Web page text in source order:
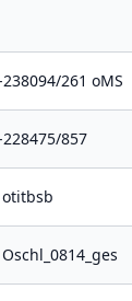
261 oMS
857
otitbsb